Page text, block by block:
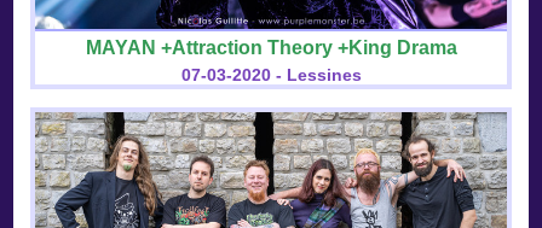
MAYAN +Attraction Theory +King Drama
07-03-2020 - Lessines